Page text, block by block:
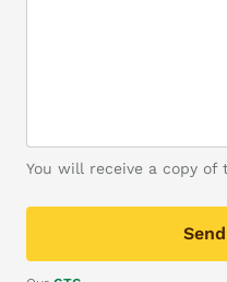
You will receive a copy of